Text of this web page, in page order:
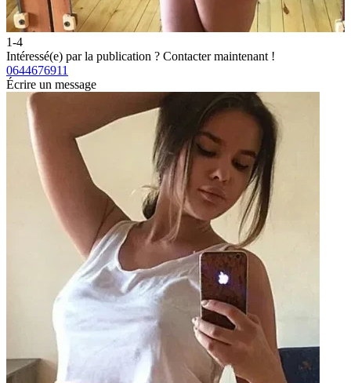
1-4
Intéressé(e) par la publication ? Contacter maintenant !
0644676911
Écrire un message